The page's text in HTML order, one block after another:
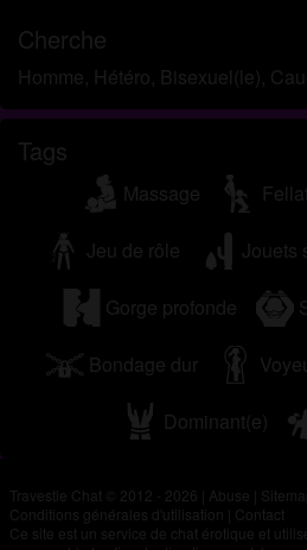
Cherche
Homme, Hétéro, Bisexuel(le),
Tags
Massage
Jeu de rôle Jouets
Gorge profonde
Bondage dur
Dominant(e)
Travestie Chat © 2012 - 2026 Abuse
Conditions générales d'utilisation
Contact
Ce site est un service de chat érotique et